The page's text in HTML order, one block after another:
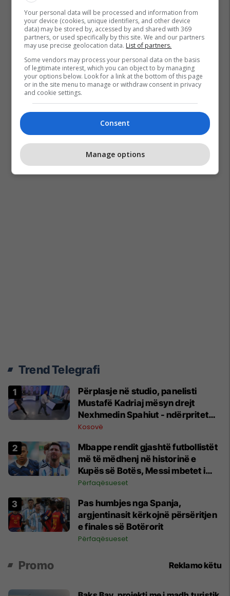
Trend Telegrafi
Përplasje në studio, panelisti
Mustafë Kadriaj mësyn drejt
Nexhmedin Spahiut - ndërpritet
transmetimi
Kosovë
Mbappe rendit gjashtë futbollistët
më të mëdhenj në historinë e
Kupës së Botës, Messi mbetet i
dyti
Përfaqësueset
Pas humbjes nga Spanja,
argjentinasit kërkojnë përsëritjen
e finales së Botërorit
Përfaqësueset
Promo Reklamo këtu
Your personal data will be processed and information from
your device (cookies, unique identifiers, and other device
data) may be stored by, accessed by and shared with 369
partners, or used specifically by this site. We and our partners
may use precise geolocation data. List of partners.
Some vendors may process your personal data on the basis
of legitimate interest, which you can object to by managing
your options below. Look for a link at the bottom of this page
or in the site menu to manage or withdraw consent in privacy
and cookie settings.
Consent
Manage options